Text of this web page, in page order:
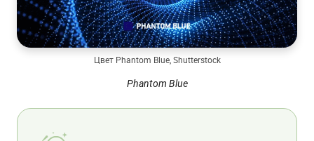
Цвет Phantom Blue, Shutterstock
Phantom Blue